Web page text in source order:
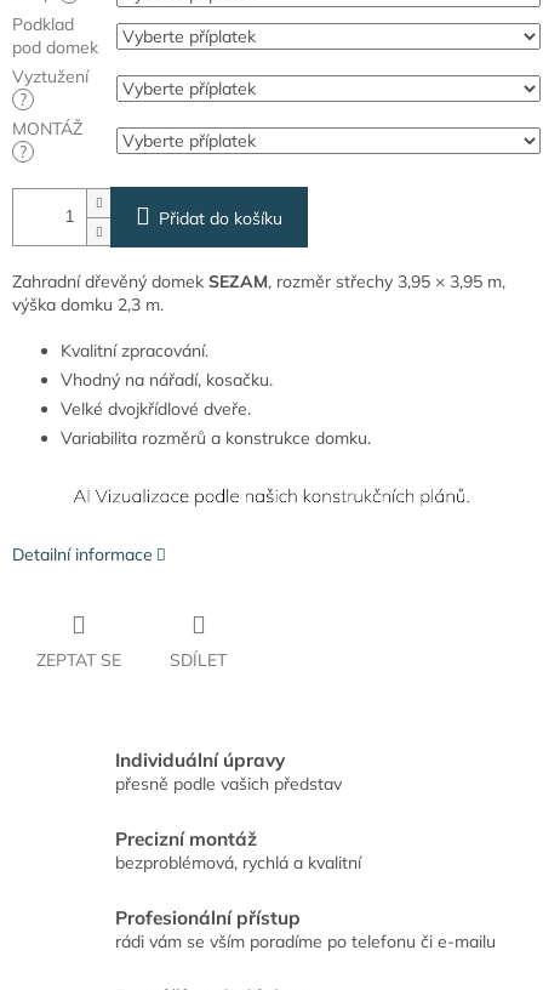
Podklad
pod domek
Vyztužení
?
MONTÁŽ
?
Přidat do košíku
Zahradní dřevěný domek SEZAM, rozměr střechy 3,95 × 3,95 m,
výška domku 2,3 m.
Kvalitní zpracování.
Vhodný na nářadí, kosačku.
Velké dvojkřídlové dveře.
Variabilita rozměrů a konstrukce domku.
Detailní informace
ZEPTAT SE SDÍLET
Individuální úpravy
přesně podle vašich představ
Precizní montáž
bezproblémová, rychlá a kvalitní
Profesionální přístup
rádi vám se vším poradíme po telefonu či e-mailu